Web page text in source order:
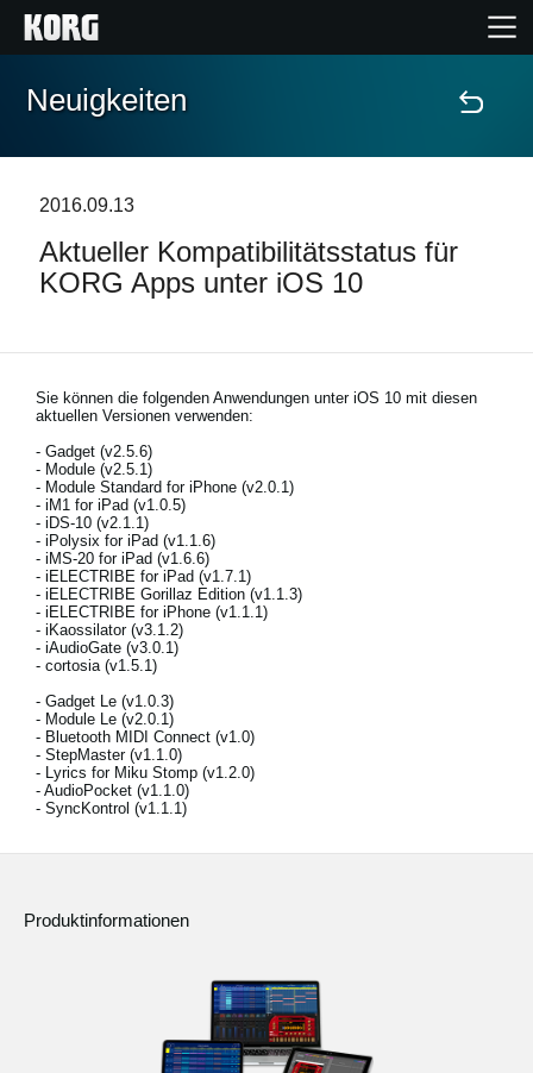
Home
Extras
Support
Händlersuche
Shop
Neuigkeiten
Gebiet / Land
Social Media
Über KORG
Neuigkeiten
2016.09.13
Aktueller Kompatibilitätsstatus für
KORG Apps unter iOS 10
Sie können die folgenden Anwendungen unter iOS 10 mit diesen
aktuellen Versionen verwenden:
- Gadget (v2.5.6)
- Module (v2.5.1)
- Module Standard for iPhone (v2.0.1)
- iM1 for iPad (v1.0.5)
- iDS-10 (v2.1.1)
- iPolysix for iPad (v1.1.6)
- iMS-20 for iPad (v1.6.6)
- iELECTRIBE for iPad (v1.7.1)
- iELECTRIBE Gorillaz Edition (v1.1.3)
- iELECTRIBE for iPhone (v1.1.1)
- iKaossilator (v3.1.2)
- iAudioGate (v3.0.1)
- cortosia (v1.5.1)
- Gadget Le (v1.0.3)
- Module Le (v2.0.1)
- Bluetooth MIDI Connect (v1.0)
- StepMaster (v1.1.0)
- Lyrics for Miku Stomp (v1.2.0)
- AudioPocket (v1.1.0)
- SyncKontrol (v1.1.1)
Produktinformationen